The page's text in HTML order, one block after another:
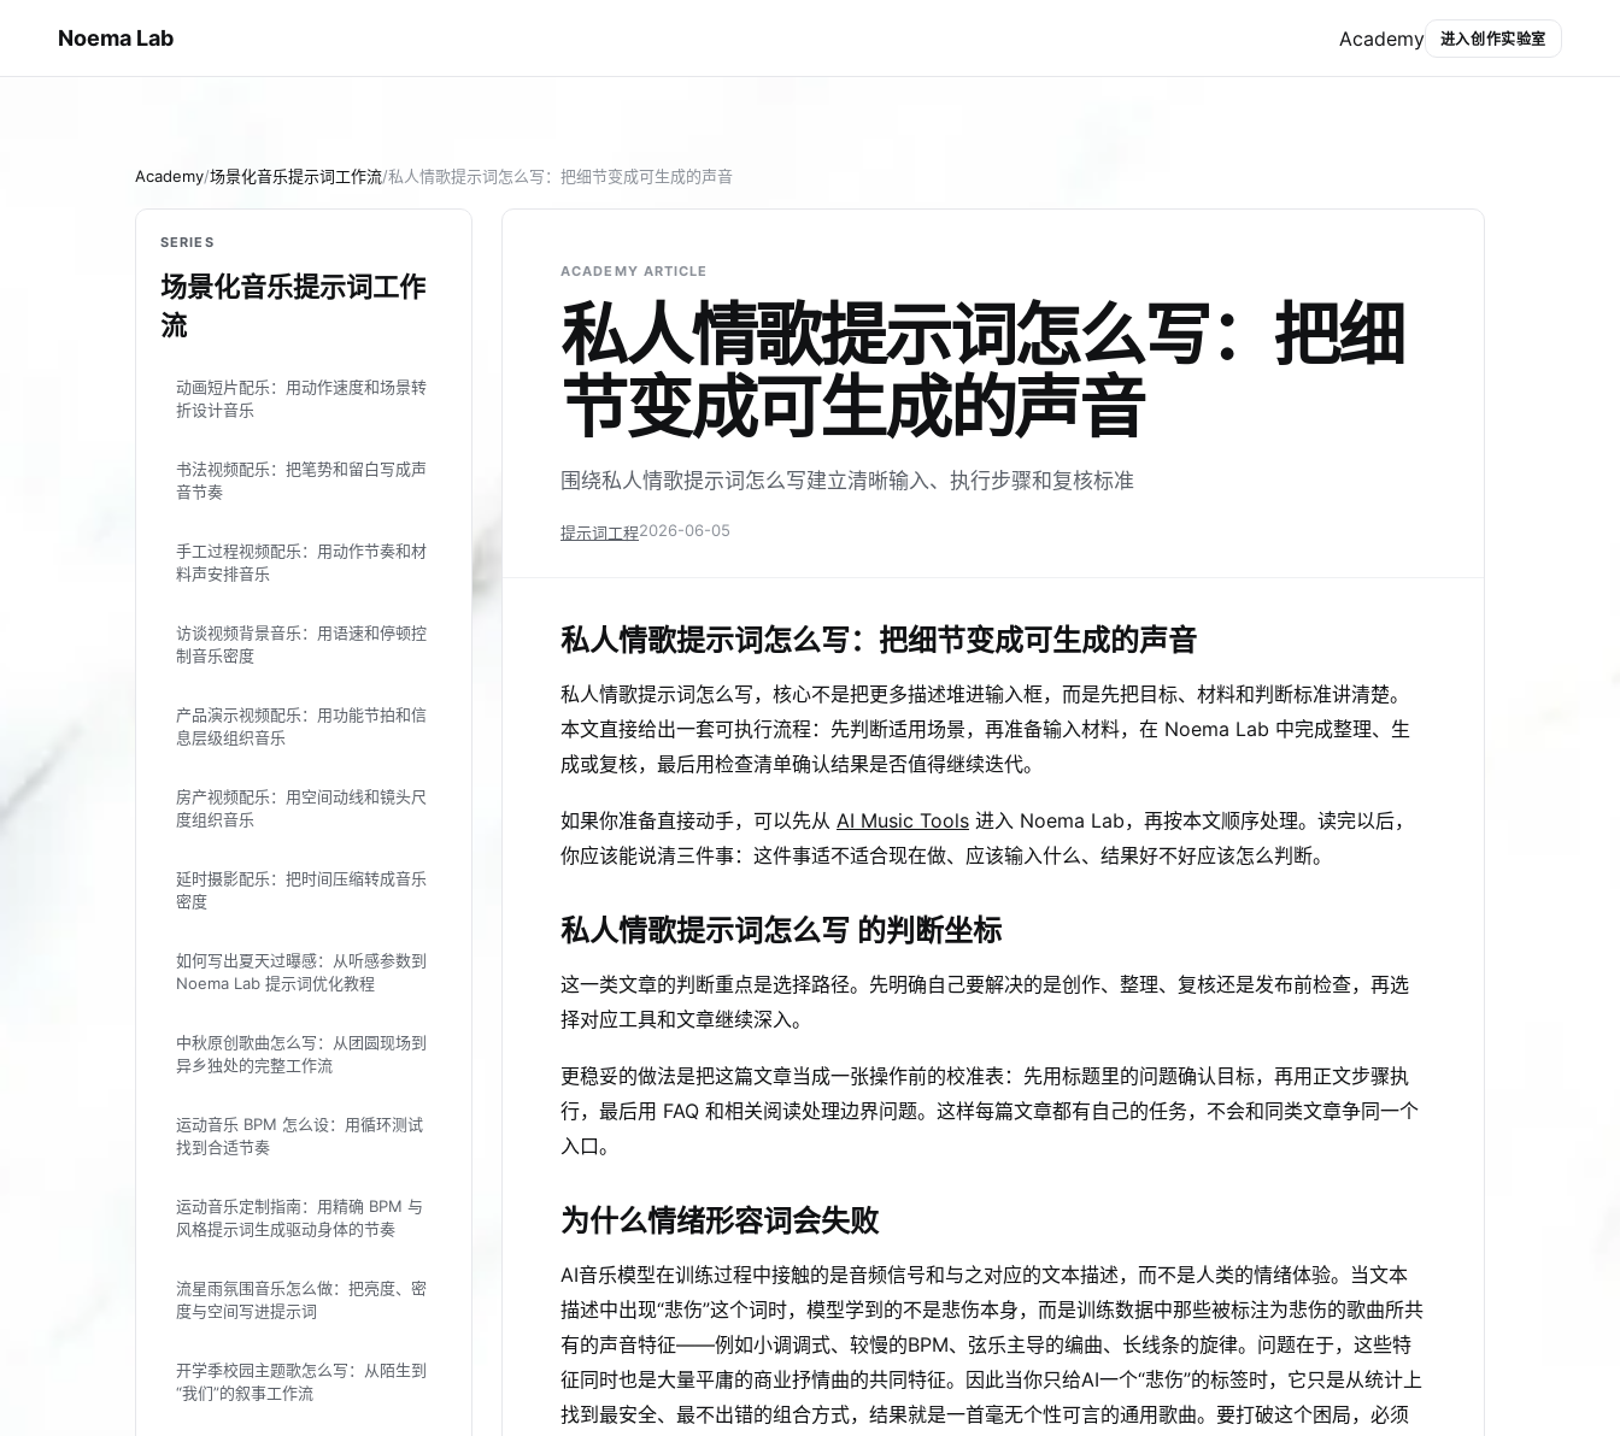
Noema Lab Academy 进入创作实验室
Academy/场景化音乐提示词工作流/私人情歌提示词怎么写：把细节变成可生成的声音
SERIES
场景化音乐提示词工作
流
动画短片配乐：用动作速度和场景转
折设计音乐
书法视频配乐：把笔势和留白写成声
音节奏
手工过程视频配乐：用动作节奏和材
料声安排音乐
访谈视频背景音乐：用语速和停顿控
制音乐密度
产品演示视频配乐：用功能节拍和信
息层级组织音乐
房产视频配乐：用空间动线和镜头尺
度组织音乐
延时摄影配乐：把时间压缩转成音乐
密度
如何写出夏天过曝感：从听感参数到
Noema Lab 提示词优化教程
中秋原创歌曲怎么写：从团圆现场到
异乡独处的完整工作流
运动音乐 BPM 怎么设：用循环测试
找到合适节奏
运动音乐定制指南：用精确 BPM 与
风格提示词生成驱动身体的节奏
流星雨氛围音乐怎么做：把亮度、密
度与空间写进提示词
开学季校园主题歌怎么写：从陌生到
“我们”的叙事工作流
ACADEMY ARTICLE
私人情歌提示词怎么写：把细
节变成可生成的声音
围绕私人情歌提示词怎么写建立清晰输入、执行步骤和复核标准
提示词工程2026-06-05
私人情歌提示词怎么写：把细节变成可生成的声音
私人情歌提示词怎么写，核心不是把更多描述堆进输入框，而是先把目标、材料和判断标准讲清楚。
本文直接给出一套可执行流程：先判断适用场景，再准备输入材料，在 Noema Lab 中完成整理、生
成或复核，最后用检查清单确认结果是否值得继续迭代。
如果你准备直接动手，可以先从 AI Music Tools 进入 Noema Lab，再按本文顺序处理。读完以后，
你应该能说清三件事：这件事适不适合现在做、应该输入什么、结果好不好应该怎么判断。
私人情歌提示词怎么写 的判断坐标
这一类文章的判断重点是选择路径。先明确自己要解决的是创作、整理、复核还是发布前检查，再选
择对应工具和文章继续深入。
更稳妥的做法是把这篇文章当成一张操作前的校准表：先用标题里的问题确认目标，再用正文步骤执
行，最后用 FAQ 和相关阅读处理边界问题。这样每篇文章都有自己的任务，不会和同类文章争同一个
入口。
为什么情绪形容词会失败
AI音乐模型在训练过程中接触的是音频信号和与之对应的文本描述，而不是人类的情绪体验。当文本
描述中出现“悲伤”这个词时，模型学到的不是悲伤本身，而是训练数据中那些被标注为悲伤的歌曲所共
有的声音特征——例如小调调式、较慢的BPM、弦乐主导的编曲、长线条的旋律。问题在于，这些特
征同时也是大量平庸的商业抒情曲的共同特征。因此当你只给AI一个“悲伤”的标签时，它只是从统计上
找到最安全、最不出错的组合方式，结果就是一首毫无个性可言的通用歌曲。要打破这个困局，必须